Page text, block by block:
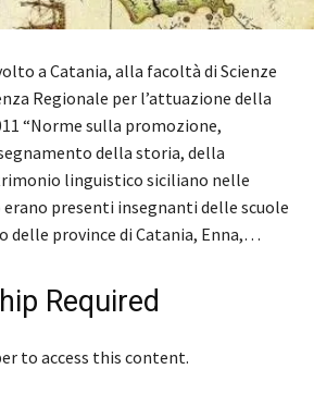
a Catania, alla facoltà di Scienze
Regionale per l’attuazione della
“Norme sulla promozione,
della storia, della
linguistico siciliano nelle
erano presenti insegnanti delle scuole
delle province di Catania, Enna,…
Required
to access this content.